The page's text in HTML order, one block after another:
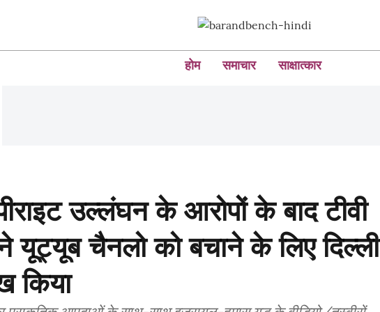
होम समाचार साक्षात्कार
उल्लंघन के आरोपों के बाद टीवी
चैनलो को बचाने के लिए दिल्ली
किया